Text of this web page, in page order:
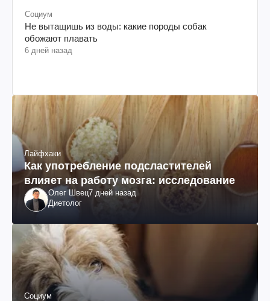
Социум
Не вытащишь из воды: какие породы собак
обожают плавать
6 дней назад
Лайфхаки
Как употребление подсластителей
влияет на работу мозга: исследование
Олег Швец7 дней назад
Диетолог
Социум